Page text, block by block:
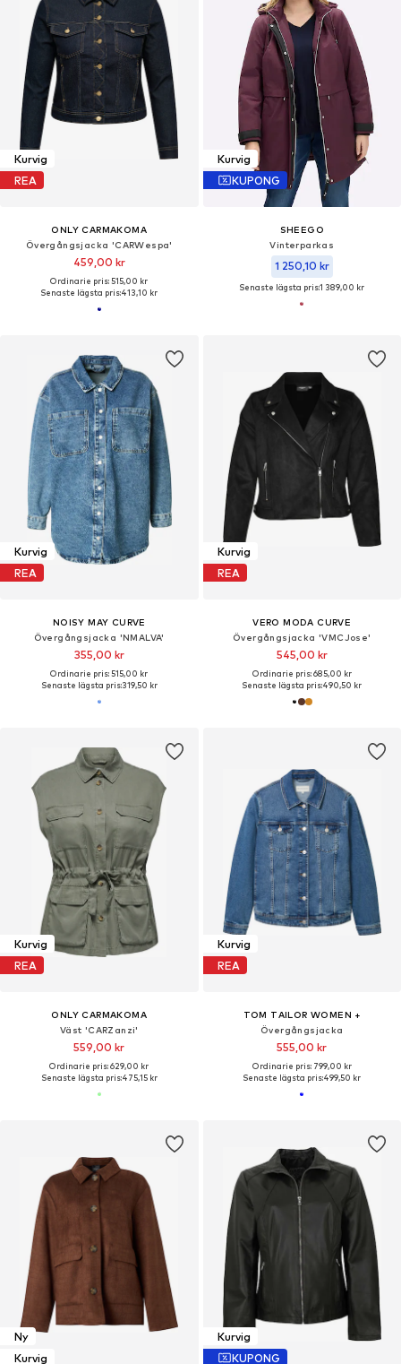
Kurvig
REA
ONLY CARMAKOMA
Övergångsjacka 'CARWespa'
459,00 kr
Ordinarie pris: 515,00 kr
Senaste lägsta pris:413,10 kr
Kurvig
KUPONG
SHEEGO
Vinterparkas
1 250,10 kr
Senaste lägsta pris:1 389,00 kr
Kurvig
REA
NOISY MAY CURVE
Övergångsjacka 'NMALVA'
355,00 kr
Ordinarie pris: 515,00 kr
Senaste lägsta pris:319,50 kr
Kurvig
REA
VERO MODA CURVE
Övergångsjacka 'VMCJose'
545,00 kr
Ordinarie pris: 685,00 kr
Senaste lägsta pris:490,50 kr
Kurvig
REA
ONLY CARMAKOMA
Väst 'CARZanzi'
559,00 kr
Ordinarie pris: 629,00 kr
Senaste lägsta pris:475,15 kr
Kurvig
REA
TOM TAILOR WOMEN +
Övergångsjacka
555,00 kr
Ordinarie pris: 799,00 kr
Senaste lägsta pris:499,50 kr
Ny
Kurvig
Kurvig
KUPONG